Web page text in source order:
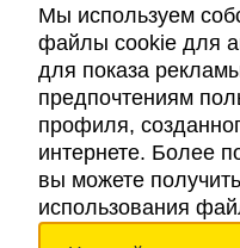
Мы используем
файлы cookie для
для показа
предпочтениям
профиля,
интернете. Более
вы можете
использования